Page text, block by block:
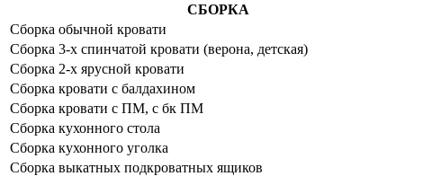
СБОРКА
Сборка обычной кровати
Сборка 3-х спинчатой кровати (верона, детская)
Сборка 2-х ярусной кровати
Сборка кровати с балдахином
Сборка кровати с ПМ, с бк ПМ
Сборка кухонного стола
Сборка кухонного уголка
Сборка выкатных подкроватных ящиков